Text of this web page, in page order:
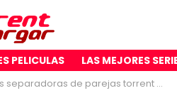
PELICULAS LAS MEJORES
de parejas torrent descargar o ver pelicula online